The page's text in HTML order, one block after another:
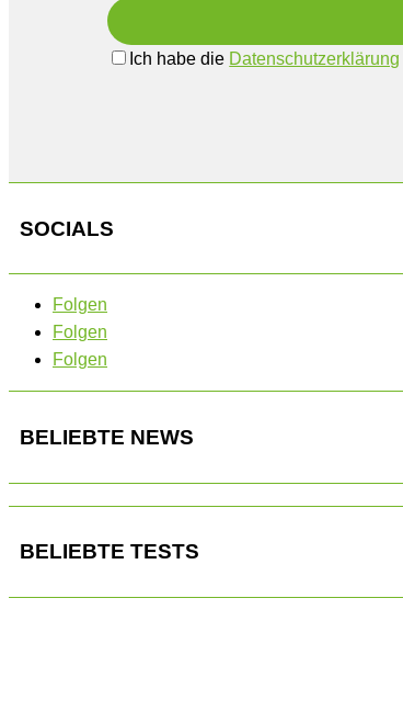
Ich habe die Datenschutzerklärung
SOCIALS
Folgen
Folgen
Folgen
BELIEBTE NEWS
BELIEBTE TESTS